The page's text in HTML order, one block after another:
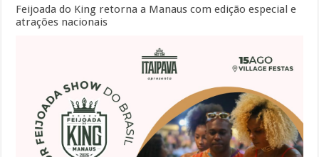
Feijoada do King retorna a Manaus com edição especial e
atrações nacionais